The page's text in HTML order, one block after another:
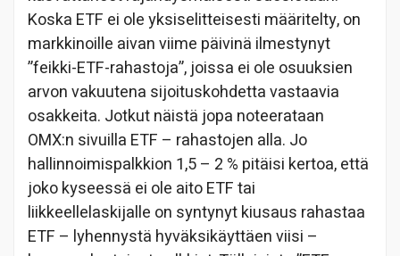
Koska ETF ei ole yksiselitteisesti määritelty, on
markkinoille aivan viime päivinä ilmestynyt
”feikki-ETF-rahastoja”, joissa ei ole osuuksien
arvon vakuutena sijoituskohdetta vastaavia
osakkeita. Jotkut näistä jopa noteerataan
OMX:n sivuilla ETF – rahastojen alla. Jo
hallinnoimispalkkion 1,5 – 2 % pitäisi kertoa, että
joko kyseessä ei ole aito ETF tai
liikkeellelaskijalle on syntynyt kiusaus rahastaa
ETF – lyhennystä hyväksikäyttäen viisi –